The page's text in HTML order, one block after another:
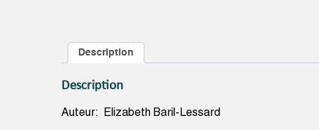
Description
Description
Auteur: Elizabeth Baril-Lessard